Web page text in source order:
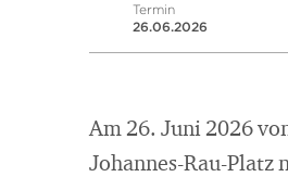
Termin
26.06.2026
Am 26. Juni 2026
Johannes-Rau-Platz